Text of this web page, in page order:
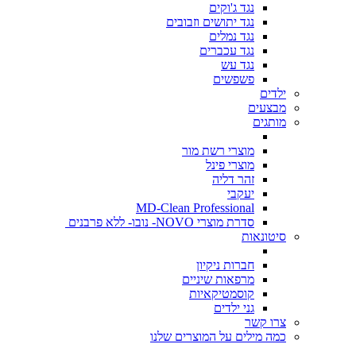
נגד ג'וקים
נגד יתושים וזבובים
נגד נמלים
נגד עכברים
נגד עש
פשפשים
ילדים
מבצעים
מותגים
מוצרי רשת מור
מוצרי פינל
זהר דליה
יעקבי
MD-Clean Professional
סדרת מוצרי NOVO- נובו- ללא פרבנים
סיטונאות
חברות ניקיון
מרפאות שיניים
קוסמטיקאיות
גני ילדים
צרו קשר
כמה מילים על המוצרים שלנו